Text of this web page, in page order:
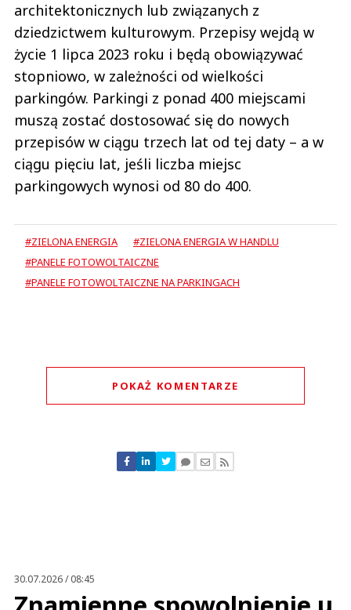
architektonicznych lub związanych z
dziedzictwem kulturowym. Przepisy wejdą w
życie 1 lipca 2023 roku i będą obowiązywać
stopniowo, w zależności od wielkości
parkingów. Parkingi z ponad 400 miejscami
muszą zostać dostosować się do nowych
przepisów w ciągu trzech lat od tej daty – a w
ciągu pięciu lat, jeśli liczba miejsc
parkingowych wynosi od 80 do 400.
#ZIELONA ENERGIA
#ZIELONA ENERGIA W HANDLU
#PANELE FOTOWOLTAICZNE
#PANELE FOTOWOLTAICZNE NA PARKINGACH
POKAŻ KOMENTARZE
Nie znaleziono komentarzy
Zostaw swoje komentarze
30.07.2026 / 08:45